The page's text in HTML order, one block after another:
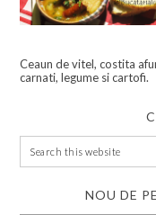
Ceaun de vitel, costita
carnati, legume si cartofi.
NOU DE